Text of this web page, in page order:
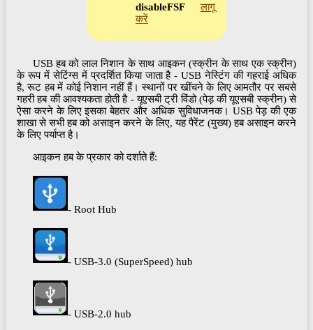
disableFSF
लागू
करें
USB हब को लाल निशान के साथ आइकन (स्क्रीन के साथ एक स्क्रीन)
के रूप में सेटिंग्स में प्रदर्शित किया जाता है - USB नेस्टिंग की गहराई अधिक
है, रूट हब में कोई निशान नहीं हैं। स्थानों पर खींचने के लिए आमतौर पर सबसे
गहरी हब की आवश्यकता होती है - यूएसबी ट्री विंडो (पेड़ की यूएसबी स्क्रीन) से
ऐसा करने के लिए इसका बेहतर और अधिक सुविधाजनक। USB पेड़ की एक
शाखा से सभी हब को असाइन करने के लिए, यह पैरेंट (मुख्य) हब असाइन करने
के लिए पर्याप्त है।
आइकन हब के प्रकार को दर्शाते हैं:
- Root Hub
- USB-3.0 (SuperSpeed) hub
- USB-2.0 hub